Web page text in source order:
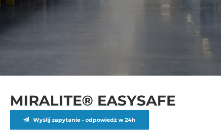
MIRALITE® EASYSAFE
Wyślij zapytanie - odpowiedź w 24h